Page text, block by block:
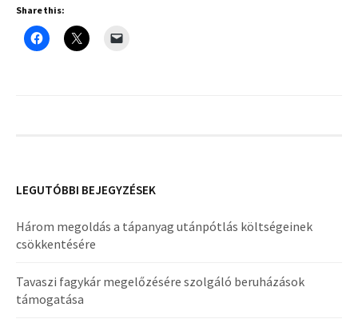
Share this:
LEGUTÓBBI BEJEGYZÉSEK
Három megoldás a tápanyag utánpótlás költségeinek
csökkentésére
Tavaszi fagykár megelőzésére szolgáló beruházások
támogatása